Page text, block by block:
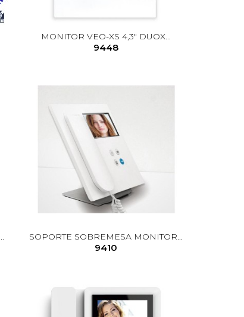
MONITOR VEO-XS 4,3" DUOX...
9448
SOPORTE SOBREMESA MONITOR...
9410